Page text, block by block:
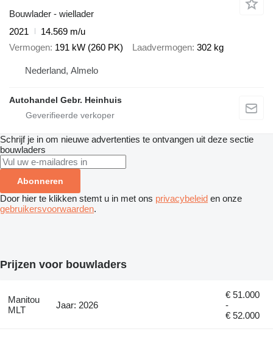
Bouwlader - wiellader
2021
14.569 m/u
Vermogen 191 kW (260 PK) Laadvermogen 302 kg
Nederland, Almelo
Autohandel Gebr. Heinhuis
Schrijf je in om nieuwe advertenties te ontvangen uit deze sectie
bouwladers
Abonneren
Door hier te klikken stemt u in met ons privacybeleid en onze
gebruikersvoorwaarden.
Prijzen voor bouwladers
Manitou
MLT
Jaar: 2026
€ 51.000
-
€ 52.000